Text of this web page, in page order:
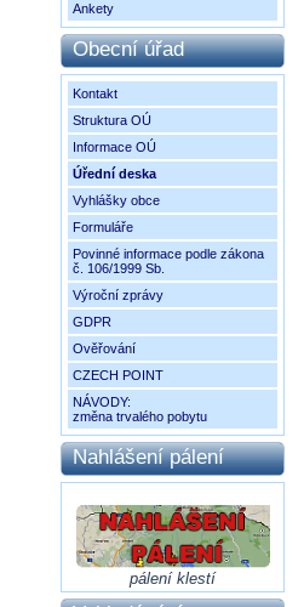
Ankety
Obecní úřad
Kontakt
Struktura OÚ
Informace OÚ
Úřední deska
Vyhlášky obce
Formuláře
Povinné informace podle zákona
č. 106/1999 Sb.
Výroční zprávy
GDPR
Ověřování
CZECH POINT
NÁVODY:
změna trvalého pobytu
Nahlášení pálení
pálení klestí